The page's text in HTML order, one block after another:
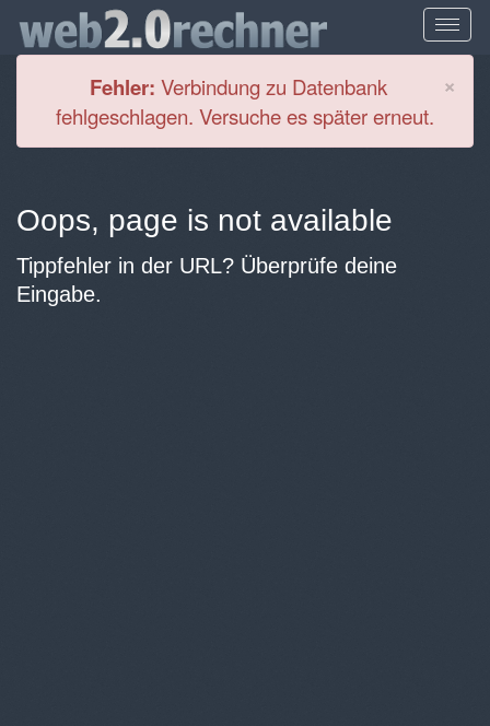
×
Fehler: Verbindung zu Datenbank
fehlgeschlagen. Versuche es später erneut.
Oops, page is not available
Tippfehler in der URL? Überprüfe deine
Eingabe.